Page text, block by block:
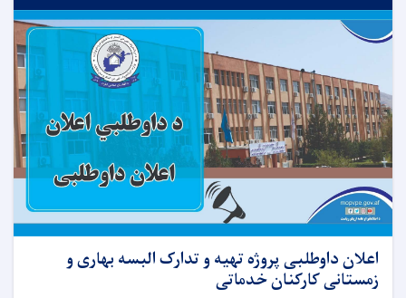
اعلان داوطلبی پروژه تهیه و تدارک البسه بهاری و
زمستانی کارکنان خدماتی